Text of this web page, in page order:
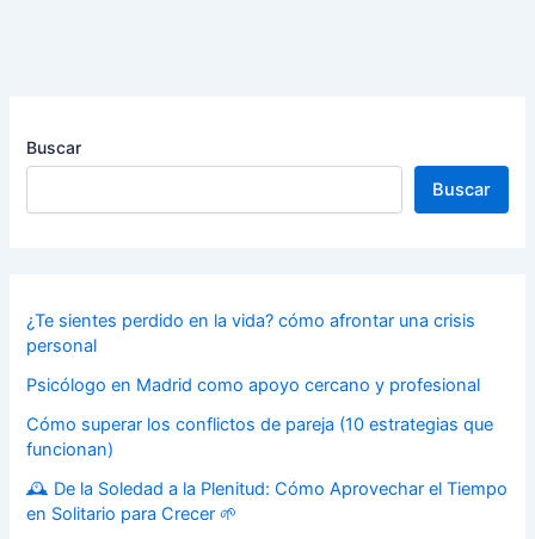
Buscar
Buscar
¿Te sientes perdido en la vida? cómo afrontar una crisis
personal
Psicólogo en Madrid como apoyo cercano y profesional
Cómo superar los conflictos de pareja (10 estrategias que
funcionan)
🕰️ De la Soledad a la Plenitud: Cómo Aprovechar el Tiempo
en Solitario para Crecer 🌱